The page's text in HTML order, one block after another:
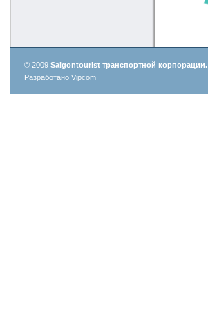
© 2009 Saigontourist транспортной корпорации.
Разработано Vipcom